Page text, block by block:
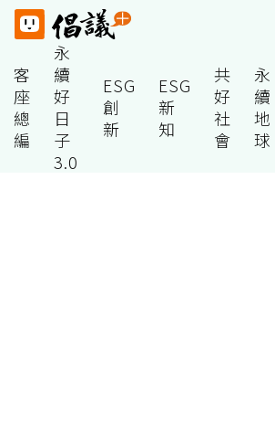
客
座
總
編
永
續
好
日
子
3.0
ESG
創
新
ESG
新
知
共
好
社
會
永
續
地
球